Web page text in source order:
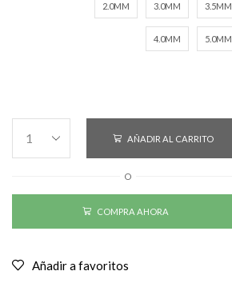
2.0MM 3.0MM 3.5MM
4.0MM 5.0MM
AÑADIR AL CARRITO
O
COMPRA AHORA
Añadir a favoritos